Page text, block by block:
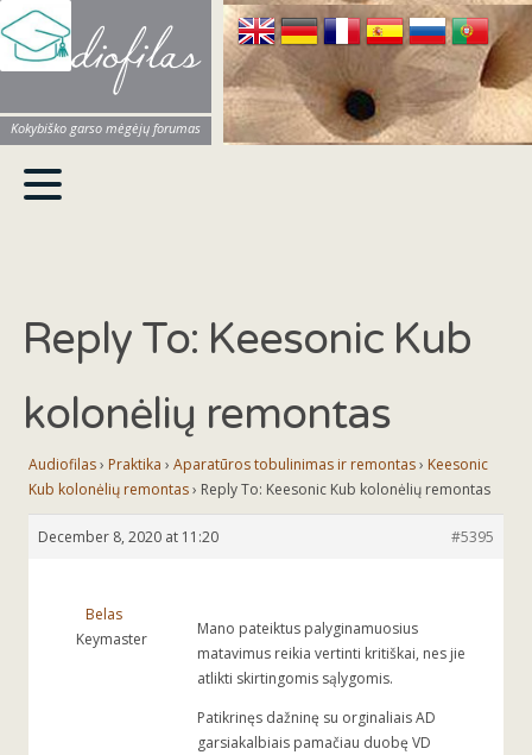
Audiofilas
Kokybiško garso mėgėjų forumas
Reply To: Keesonic Kub
kolonėlių remontas
Audiofilas› Praktika › Aparatūros tobulinimas ir remontas› Keesonic
Kub kolonėlių remontas› Reply To: Keesonic Kub kolonėlių remontas
December 8, 2020 at 11:20 #5395
Belas
Keymaster
Mano pateiktus palyginamuosius
matavimus reikia vertinti kritiškai, nes jie
atlikti skirtingomis sąlygomis.
Patikrinęs dažninę su orginaliais AD
garsiakalbiais pamačiau duobę VD